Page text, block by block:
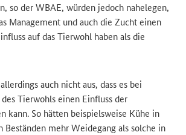
so der WBAE, würden jedoch nahelegen,
Management und auch die Zucht einen
auf das Tierwohl haben als die
auch nicht aus, dass es bei
Tierwohls einen Einfluss der
kann. So hätten beispielsweise Kühe in
mehr Weidegang als solche in